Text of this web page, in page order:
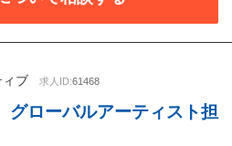
ィブ 求人ID:61468
グローバルアーティスト担